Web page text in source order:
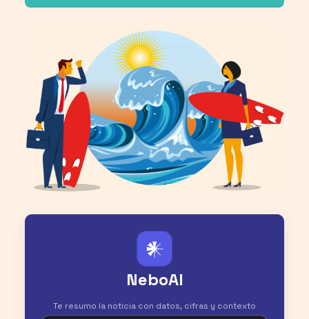
𒀭
NeboAI
Te resumo la noticia con datos, cifras y contexto